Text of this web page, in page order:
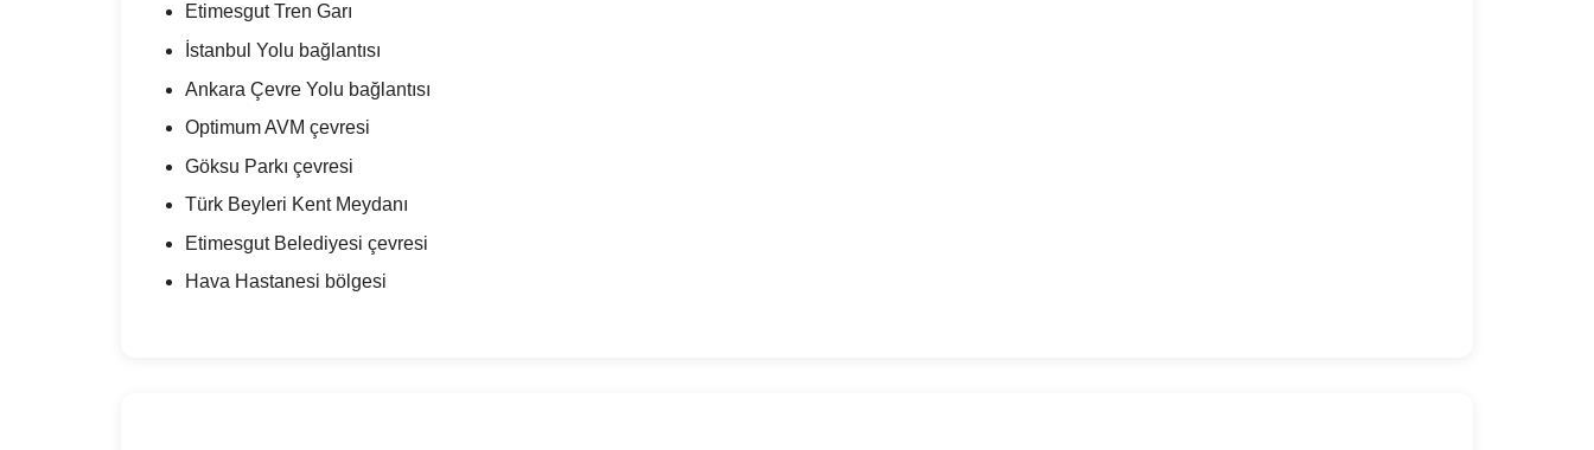
Etimesgut Tren Garı
İstanbul Yolu bağlantısı
Ankara Çevre Yolu bağlantısı
Optimum AVM çevresi
Göksu Parkı çevresi
Türk Beyleri Kent Meydanı
Etimesgut Belediyesi çevresi
Hava Hastanesi bölgesi